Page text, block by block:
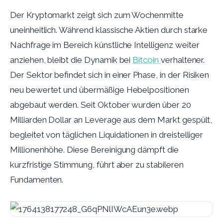
Der Kryptomarkt zeigt sich zum Wochenmitte
uneinheitlich. Während klassische Aktien durch starke
Nachfrage im Bereich künstliche Intelligenz weiter
anziehen, bleibt die Dynamik bei Bitcoin verhaltener.
Der Sektor befindet sich in einer Phase, in der Risiken
neu bewertet und übermäßige Hebelpositionen
abgebaut werden. Seit Oktober wurden über 20
Milliarden Dollar an Leverage aus dem Markt gespült,
begleitet von täglichen Liquidationen in dreistelliger
Millionenhöhe. Diese Bereinigung dämpft die
kurzfristige Stimmung, führt aber zu stabileren
Fundamenten.